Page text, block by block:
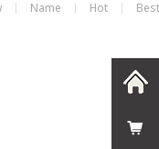
Name Hot Best